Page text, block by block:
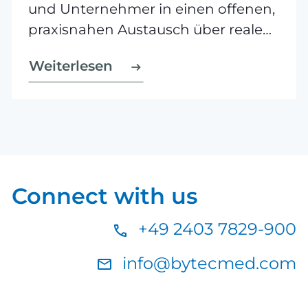
und Unternehmer in einen offenen,
praxisnahen Austausch über reale
und Erfolgsgeschichten in der
Weiterlesen
Connect with us
+49 2403 7829-900
info@bytecmed.com